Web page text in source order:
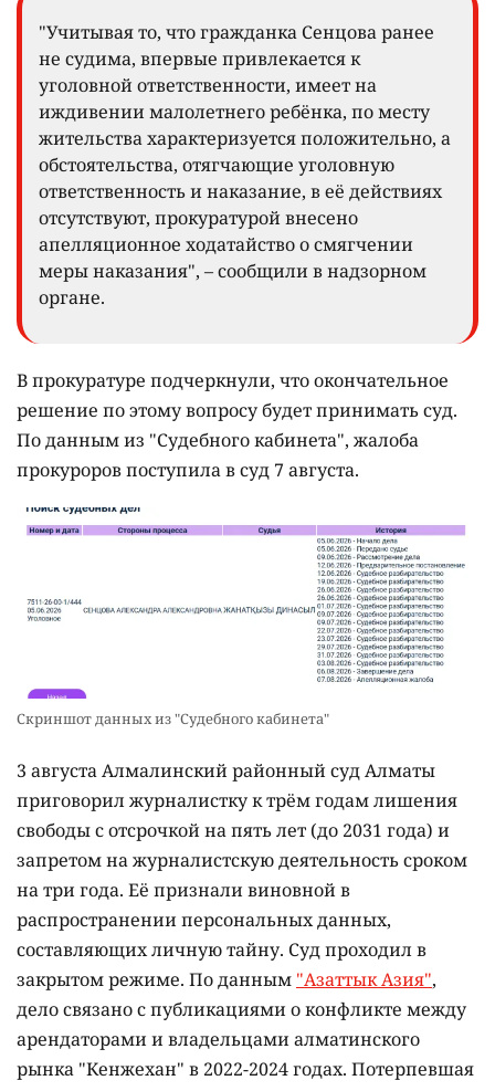
"Учитывая то, что гражданка Сенцова ранее
не судима, впервые привлекается к
уголовной ответственности, имеет на
иждивении малолетнего ребёнка, по месту
жительства характеризуется положительно, а
обстоятельства, отягчающие уголовную
ответственность и наказание, в её действиях
отсутствуют, прокуратурой внесено
апелляционное ходатайство о смягчении
меры наказания", – сообщили в надзорном
органе.
В прокуратуре подчеркнули, что окончательное
решение по этому вопросу будет принимать суд.
По данным из "Судебного кабинета", жалоба
прокуроров поступила в суд 7 августа.
Скриншот данных из "Судебного кабинета"
3 августа Алмалинский районный суд Алматы
приговорил журналистку к трём годам лишения
свободы с отсрочкой на пять лет (до 2031 года) и
запретом на журналистскую деятельность сроком
на три года. Её признали виновной в
распространении персональных данных,
составляющих личную тайну. Суд проходил в
закрытом режиме. По данным "Азаттык Азия",
дело связано с публикациями о конфликте между
арендаторами и владельцами алматинского
рынка "Кенжехан" в 2022-2024 годах. Потерпевшая